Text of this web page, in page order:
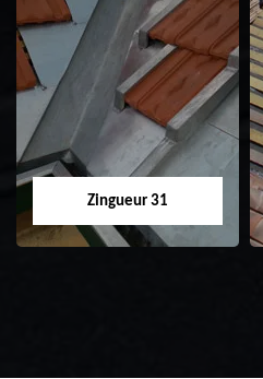
Etanchéité toiture
31
Zingueur 31